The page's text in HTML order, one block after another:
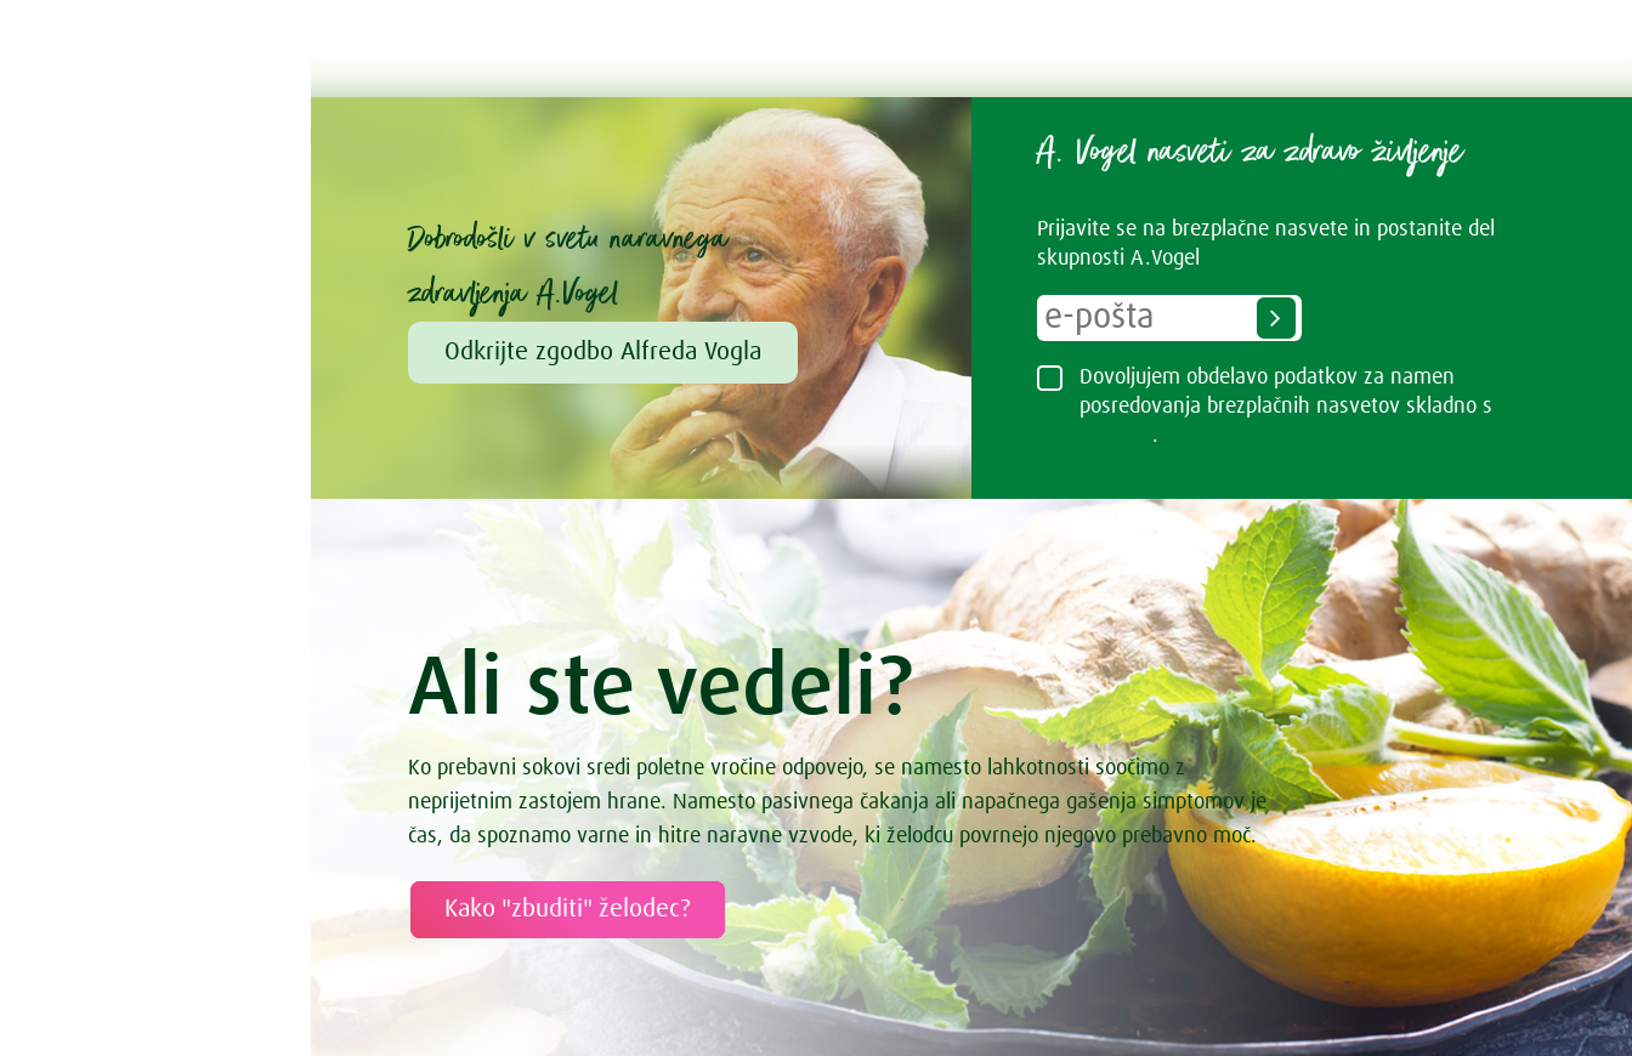
Dobrodošli v svetu naravnega
zdravljenja A.Vogel
Odkrijte zgodbo Alfreda Vogla
A. Vogel nasveti za zdravo življenje
Prijavite se na brezplačne nasvete in postanite del
skupnosti A.Vogel
Dovoljujem obdelavo podatkov za namen
posredovanja brezplačnih nasvetov skladno s
.
Ali ste vedeli?
Ko prebavni sokovi sredi poletne vročine odpovejo, se namesto lahkotnosti soočimo z
neprijetnim zastojem hrane. Namesto pasivnega čakanja ali napačnega gašenja simptomov je
čas, da spoznamo varne in hitre naravne vzvode, ki želodcu povrnejo njegovo prebavno moč.
Kako "zbuditi" želodec?